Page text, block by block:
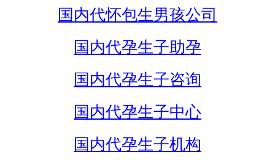
国内代怀包生男孩公司
国内代孕生子助孕
国内代孕生子咨询
国内代孕生子中心
国内代孕生子机构